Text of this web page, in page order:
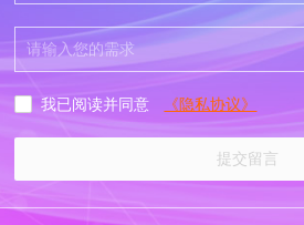
我已阅读并同意 《隐私协议》
提交留言